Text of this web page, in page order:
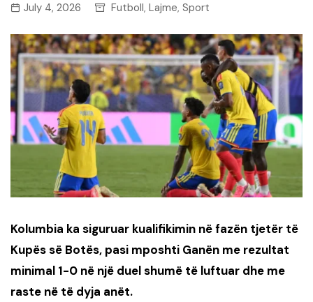
July 4, 2026 Futboll, Lajme, Sport
Kolumbia ka siguruar kualifikimin në fazën tjetër të
Kupës së Botës, pasi mposhti Ganën me rezultat
minimal 1-0 në një duel shumë të luftuar dhe me
raste në të dyja anët.